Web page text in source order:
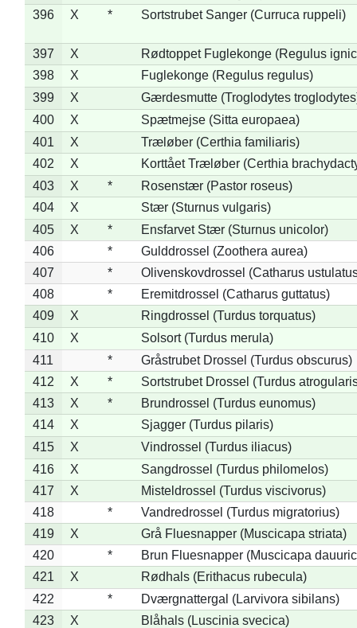
396
X * Sortstrubet Sanger (Curruca ruppeli)
397 X
Rødtoppet Fuglekonge (Regulus
398
X
Fuglekonge (Regulus regulus)
399
X
Gærdesmutte (Troglodytes
400
X
Spætmejse (Sitta europaea)
401
X
Træløber (Certhia familiaris)
402
X
Korttået Træløber (Certhia
403
X *
Rosenstær (Pastor roseus)
404
X
Stær (Sturnus vulgaris)
405
X *
Ensfarvet Stær (Sturnus unicolor)
406
*
Gulddrossel (Zoothera aurea)
407
*
Olivenskovdrossel (Catharus
408
*
Eremitdrossel (Catharus guttatus)
409
X
Ringdrossel (Turdus torquatus)
410
X
Solsort (Turdus merula)
411
*
Gråstrubet Drossel (Turdus obscurus)
412
X *
Sortstrubet Drossel (Turdus
413
X *
Brundrossel (Turdus eunomus)
414
X
Sjagger (Turdus pilaris)
415
X
Vindrossel (Turdus iliacus)
416
X
Sangdrossel (Turdus philomelos)
417
X
Misteldrossel (Turdus viscivorus)
418
*
Vandredrossel (Turdus migratorius)
419
X
Grå Fluesnapper (Muscicapa striata)
420
*
Brun Fluesnapper (Muscicapa
421
X
Rødhals (Erithacus rubecula)
422
*
Dværgnattergal (Larvivora sibilans)
423
X
Blåhals (Luscinia svecica)